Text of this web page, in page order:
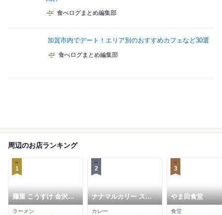
食べログまとめ編集部
加賀市内でデート！エリア別のおすすめカフェなど30選
食べログまとめ編集部
周辺のお店ランキング
1
麺屋 こうすけ 金沢新
保本店
ラーメン
2
ナナマルカリー スパ
イスカレー専門店
カレー
3
やま田食堂
食堂